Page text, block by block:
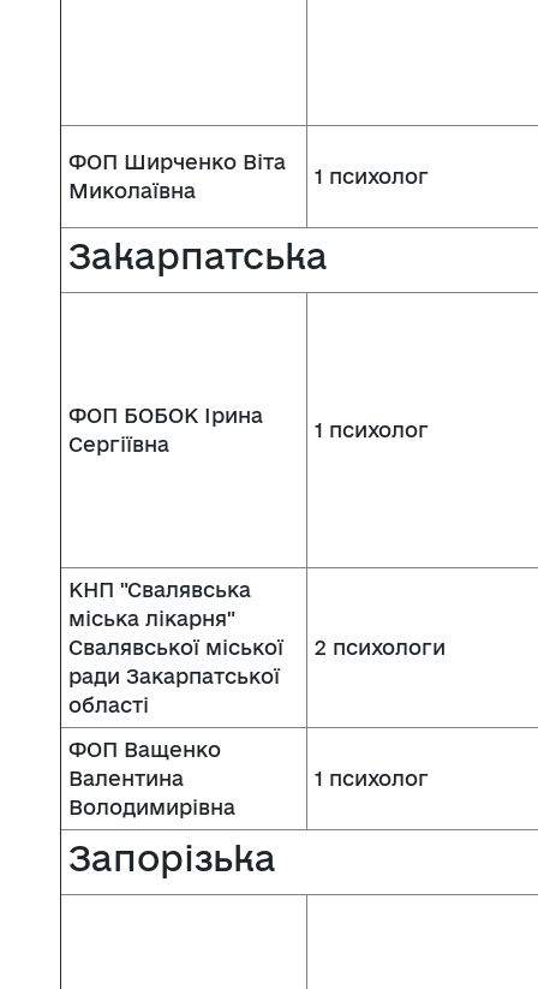
ФОП Ширченко Віта
Миколаївна
1 психолог
Закарпатська
ФОП БОБОК Ірина
Сергіївна
1 психолог
КНП "Свалявська
міська лікарня"
Свалявської міської
ради Закарпатської
області
2 психологи
ФОП Ващенко
Валентина
Володимирівна
1 психолог
Запорізька